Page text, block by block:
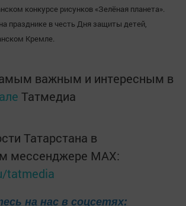
конкурсе рисунков «Зелёная планета».
празднике в честь Дня защиты детей,
Кремле.
важным и интересным в
Татмедиа
Татарстана в
мессенджере MАХ:
tatmedia
на нас в соцсетях: